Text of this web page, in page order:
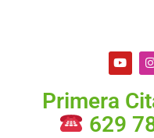
Primera
629